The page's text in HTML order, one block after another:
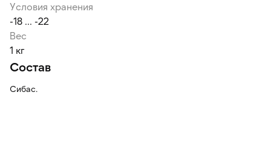
Условия хранения
-18 ... -22
Вес
1 кг
Состав
Сибас.